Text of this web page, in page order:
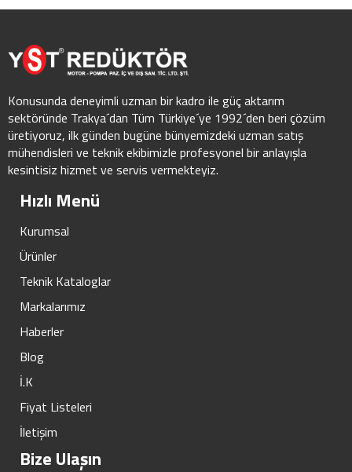
Konusunda deneyimli uzman bir kadro ile güç aktarım
sektöründe Trakya´dan Tüm Türkiye´ye 1992´den beri çözüm
üretiyoruz, ilk günden bugüne bünyemizdeki uzman satış
mühendisleri ve teknik ekibimizle profesyonel bir anlayışla
kesintisiz hizmet ve servis vermekteyiz.
Hızlı Menü
Kurumsal
Ürünler
Teknik Kataloglar
Markalarımız
Haberler
Blog
İ.K
Fiyat Listeleri
İletişim
Bize Ulaşın